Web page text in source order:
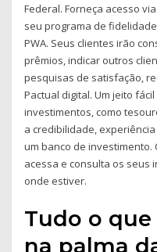
Federal. Forneça acesso
seu programa de
PWA. Seus clientes irão
prêmios, indicar outros
pesquisas de satisfação,
Pactual digital. Um jeito
investimentos, como
a credibilidade,
um banco de investimento.
acessa e consulta os seus
onde estiver.
Tudo o
na palma